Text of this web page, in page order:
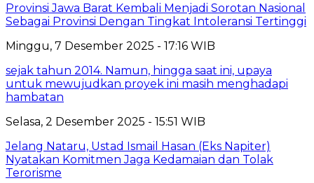
Provinsi Jawa Barat Kembali Menjadi Sorotan Nasional
Sebagai Provinsi Dengan Tingkat Intoleransi Tertinggi
Minggu, 7 Desember 2025 - 17:16 WIB
sejak tahun 2014. Namun, hingga saat ini, upaya
untuk mewujudkan proyek ini masih menghadapi
hambatan
Selasa, 2 Desember 2025 - 15:51 WIB
Jelang Nataru, Ustad Ismail Hasan (Eks Napiter)
Nyatakan Komitmen Jaga Kedamaian dan Tolak
Terorisme